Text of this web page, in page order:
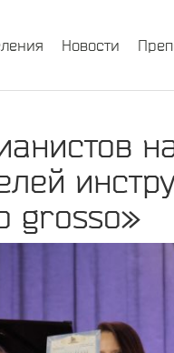
Новости
grosso»